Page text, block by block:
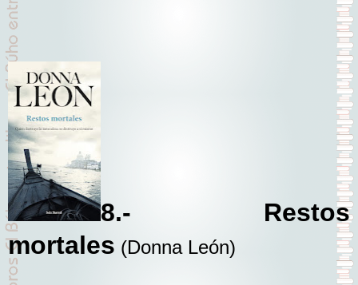
8.- Restos
mortales (Donna León)